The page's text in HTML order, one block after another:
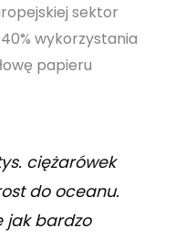
sektor
wykorzystania
papieru
ciężarówek
do oceanu.
jak bardzo